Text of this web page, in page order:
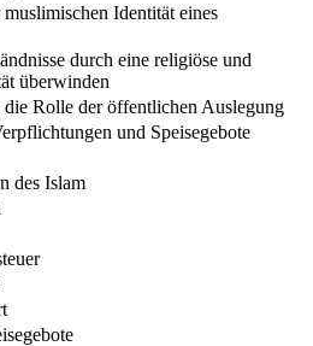
Identität eines
durch eine religiöse und
überwinden
Rolle der öffentlichen Auslegung
und Speisegebote
des Islam